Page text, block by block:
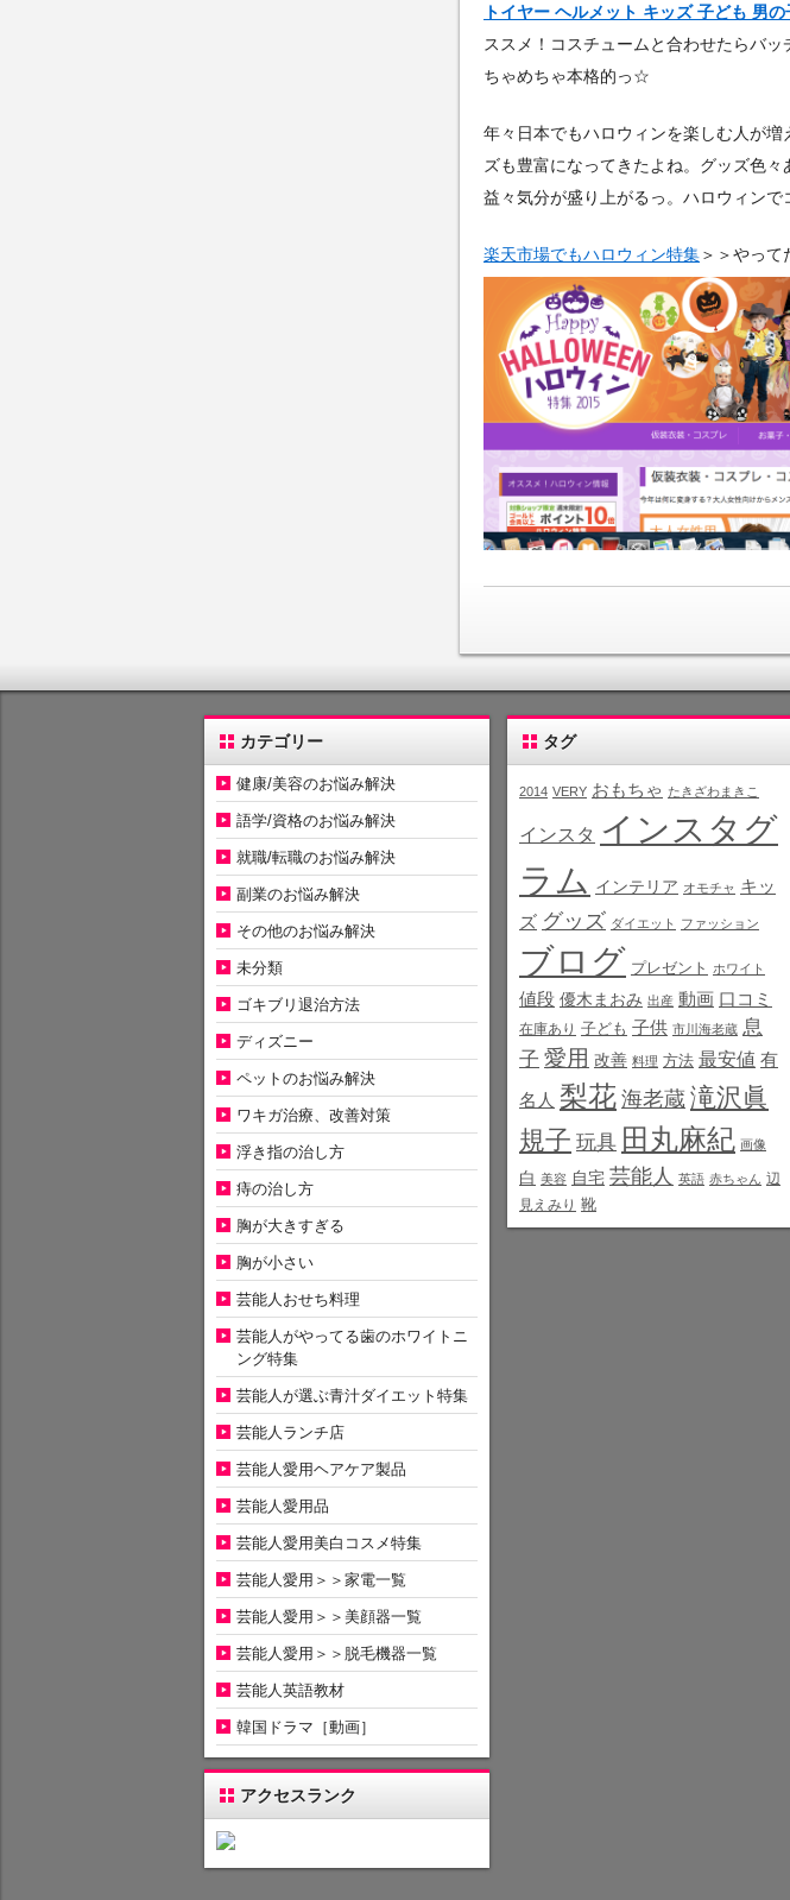
トイヤー ヘルメット キッズ 子ども 男の
ススメ！コスチュームと合わせたらバッ
ちゃめちゃ本格的っ☆
年々日本でもハロウィンを楽しむ人が
ズも豊富になってきたよね。グッズ色々
益々気分が盛り上がるっ。ハロウィンで
楽天市場でもハロウィン特集＞＞やって
カテゴリー
健康/美容のお悩み解決
語学/資格のお悩み解決
就職/転職のお悩み解決
副業のお悩み解決
その他のお悩み解決
未分類
ゴキブリ退治方法
ディズニー
ペットのお悩み解決
ワキガ治療、改善対策
浮き指の治し方
痔の治し方
胸が大きすぎる
胸が小さい
芸能人おせち料理
芸能人がやってる歯のホワイトニ
ング特集
芸能人が選ぶ青汁ダイエット特集
芸能人ランチ店
芸能人愛用ヘアケア製品
芸能人愛用品
芸能人愛用美白コスメ特集
芸能人愛用＞＞家電一覧
芸能人愛用＞＞美顔器一覧
芸能人愛用＞＞脱毛機器一覧
芸能人英語教材
韓国ドラマ［動画］
アクセスランク
タグ
2014 VERY おもちゃ たきざわまきこ
インスタ インスタグ
ラム インテリア オモチャ キッ
ズ グッズ ダイエット ファッション
ブログ プレゼント ホワイト
値段 優木まおみ 出産 動画 口コミ
在庫あり 子ども 子供 市川海老蔵 息
子 愛用 改善 料理 方法 最安値 有
名人 梨花 海老蔵 滝沢眞
規子 玩具 田丸麻紀 画像
白 美容 自宅 芸能人 英語 赤ちゃん 辺
見えみり 靴